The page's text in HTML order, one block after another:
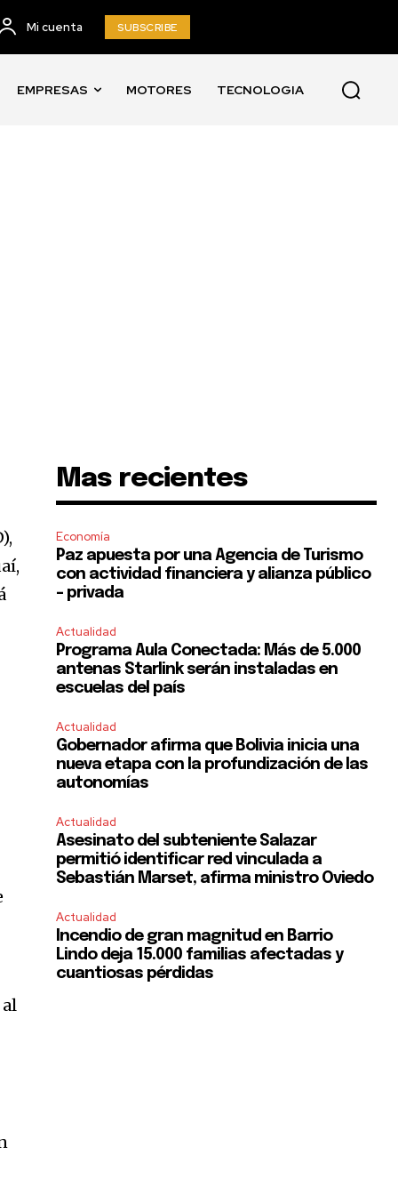
Mi cuenta SUBSCRIBE
EMPRESAS MOTORES TECNOLOGIA
Mas recientes
Economía
Paz apuesta por una Agencia de Turismo
con actividad financiera y alianza público
– privada
Actualidad
Programa Aula Conectada: Más de 5.000
antenas Starlink serán instaladas en
escuelas del país
Actualidad
Gobernador afirma que Bolivia inicia una
nueva etapa con la profundización de las
autonomías
Actualidad
Asesinato del subteniente Salazar
permitió identificar red vinculada a
Sebastián Marset, afirma ministro Oviedo
Actualidad
Incendio de gran magnitud en Barrio
Lindo deja 15.000 familias afectadas y
cuantiosas pérdidas